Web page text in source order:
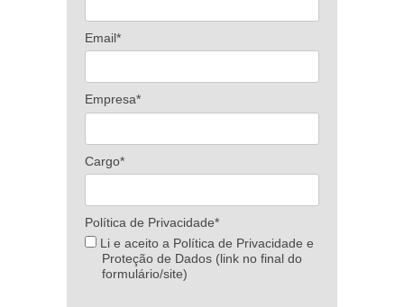
Email*
Empresa*
Cargo*
Política de Privacidade*
Li e aceito a Política de Privacidade e
Proteção de Dados (link no final do
formulário/site)